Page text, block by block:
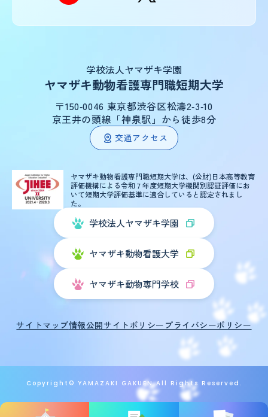
学校法人ヤマザキ学園
ヤマザキ動物看護専門職短期大学
〒150‑0046 東京都渋谷区松濤2‑3‑10
京王井の頭線「神泉駅」から徒歩8分
交通アクセス
ヤマザキ動物看護専門職短期大学は、(公財)日本高等教育
評価機構による令和７年度短期大学機関別認証評価にお
いて短期大学評価基準に適合していると認定されまし
た。
学校法人ヤマザキ学園
ヤマザキ動物看護大学
ヤマザキ動物専門学校
サイトマップ情報公開サイトポリシー プライバシーポリシー
Copyright© YAMAZAKI GAKUEN All Rights Reserved.